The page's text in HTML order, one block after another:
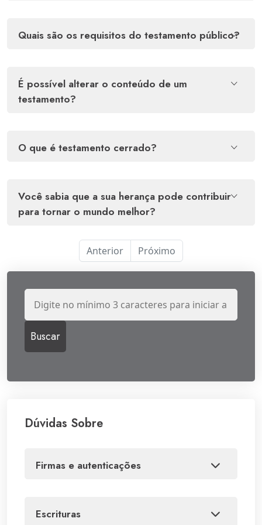
quais são os requisitos do testamento público?
é possível alterar o conteúdo de um
testamento?
o que é testamento cerrado?
você sabia que a sua herança pode contribuir
para tornar o mundo melhor?
Anterior Próximo
Dúvidas Sobre
firmas e autenticações
escrituras